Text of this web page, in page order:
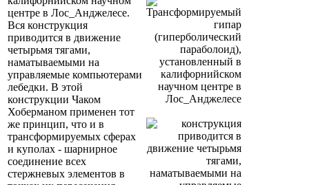
центре в Лос_Анджелесе.
Вся конструкция
приводится в движение
четырьмя тягами,
наматываемыми на
управляемые компьютерами
лебедки. В этой
конструкции Чаком
Хоберманом применен тот
же принцип, что и в
трансформируемых сферах
и куполах - шарнирное
соединение всех
стержневых элементов в